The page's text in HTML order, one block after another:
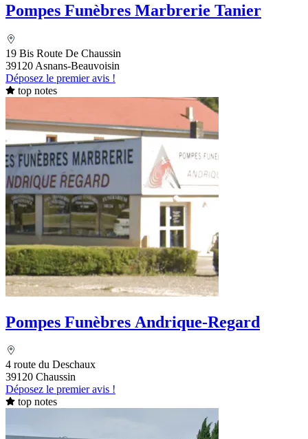
Pompes Funèbres Marbrerie Tanier
19 Bis Route De Chaussin
39120 Asnans-Beauvoisin
Déposez le premier avis !
top notes
Pompes Funèbres Andrique-Regard
4 route du Deschaux
39120 Chaussin
Déposez le premier avis !
top notes